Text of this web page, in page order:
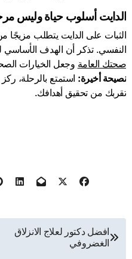
الدايت أسلوب حياة وليس
الثبات على الدايت يتطلب مزيجًا
النفسي. تذكر أن الهدف
صحتك العامة وجعل الخيارات
نصيحة أخيرة: استمتع بالرحلة،
تقربك من تحقيق أهدافك.
تصفّح
المقالات
افضل دكتور لعلاج الانزلاق
الغضروفي